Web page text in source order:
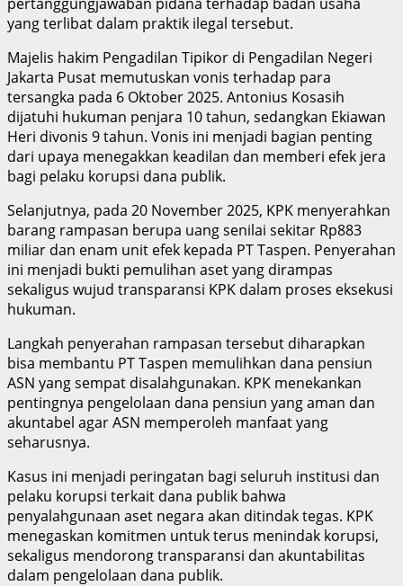
yang terlibat dalam praktik ilegal tersebut.
Majelis hakim Pengadilan Tipikor di Pengadilan Negeri
Jakarta Pusat memutuskan vonis terhadap para
tersangka pada 6 Oktober 2025. Antonius Kosasih
dijatuhi hukuman penjara 10 tahun, sedangkan Ekiawan
Heri divonis 9 tahun. Vonis ini menjadi bagian penting
dari upaya menegakkan keadilan dan memberi efek jera
bagi pelaku korupsi dana publik.
Selanjutnya, pada 20 November 2025, KPK menyerahkan
barang rampasan berupa uang senilai sekitar Rp883
miliar dan enam unit efek kepada PT Taspen. Penyerahan
ini menjadi bukti pemulihan aset yang dirampas
sekaligus wujud transparansi KPK dalam proses eksekusi
hukuman.
Langkah penyerahan rampasan tersebut diharapkan
bisa membantu PT Taspen memulihkan dana pensiun
ASN yang sempat disalahgunakan. KPK menekankan
pentingnya pengelolaan dana pensiun yang aman dan
akuntabel agar ASN memperoleh manfaat yang
seharusnya.
Kasus ini menjadi peringatan bagi seluruh institusi dan
pelaku korupsi terkait dana publik bahwa
penyalahgunaan aset negara akan ditindak tegas. KPK
menegaskan komitmen untuk terus menindak korupsi,
sekaligus mendorong transparansi dan akuntabilitas
dalam pengelolaan dana publik.